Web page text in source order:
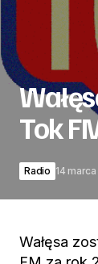
Tok
Radio 14
Wałęsa